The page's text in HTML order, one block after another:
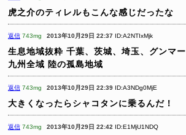
虎之介のティレルもこんな感じだったな
返信 743mg 2013年10月29日 22:37 ID:A2NTIxMjk
生息地域抜粋 千葉、茨城、埼玉、グンマー
九州全域 陸の孤島地域
返信 743mg 2013年10月29日 22:39 ID:A3NDg0MjE
大きくなったらシャコタンに乗るんだ！
返信 743mg 2013年10月29日 22:42 ID:E1MjU1NDQ